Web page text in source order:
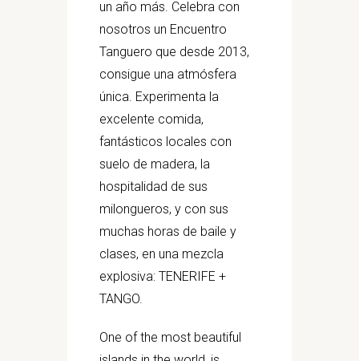
un año más. Celebra con
nosotros un Encuentro
Tanguero que desde 2013,
consigue una atmósfera
única. Experimenta la
excelente comida,
fantásticos locales con
suelo de madera, la
hospitalidad de sus
milongueros, y con sus
muchas horas de baile y
clases, en una mezcla
explosiva: TENERIFE +
TANGO.
One of the most beautiful